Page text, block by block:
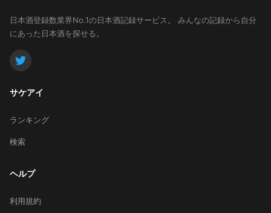
日本酒登録数業界No.1の日本酒記録サービス。
みんなの記録から自分
にあった日本酒を探せる。
サケアイ
ランキング
検索
ヘルプ
利用規約